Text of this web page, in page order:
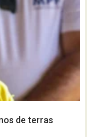
de terras